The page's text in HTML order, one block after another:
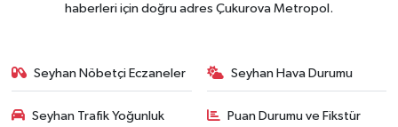
haberleri için doğru adres Çukurova Metropol.
Seyhan Nöbetçi Eczaneler Seyhan Hava Durumu
Seyhan Trafik Yoğunluk
Puan Durumu ve Fikstür